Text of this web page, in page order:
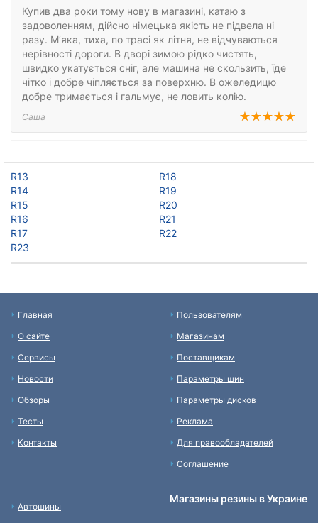
Купив два роки тому нову в магазині, катаю з
задоволенням, дійсно німецька якість не підвела ні
разу. М’яка, тиха, по трасі як літня, не відчуваються
нерівності дороги. В дворі зимою рідко чистять,
швидко укатується сніг, але машина не скользить, їде
чітко і добре чіпляється за поверхню. В ожеледицю
добре тримається і гальмує, не ловить колію.
Саша
R13
R14
R15
R16
R17
R18
R19
R20
R21
R22
R23
Главная
О сайте
Сервисы
Новости
Обзоры
Тесты
Контакты
Пользователям
Магазинам
Поставщикам
Параметры шин
Параметры дисков
Реклама
Для правообладателей
Соглашение
Автошины
Магазины резины в Украине